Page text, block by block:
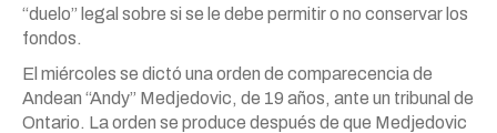
“duelo” legal sobre si se le debe permitir o no conservar los
fondos.
El miércoles se dictó una orden de comparecencia de
Andean “Andy” Medjedovic, de 19 años, ante un tribunal de
Ontario. La orden se produce después de que Medjedovic